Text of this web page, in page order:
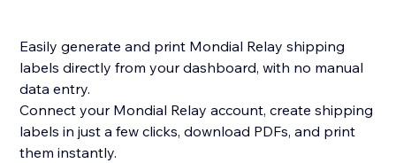
Easily generate and print Mondial Relay shipping
labels directly from your dashboard, with no manual
data entry.
Connect your Mondial Relay account, create shipping
labels in just a few clicks, download PDFs, and print
them instantly.